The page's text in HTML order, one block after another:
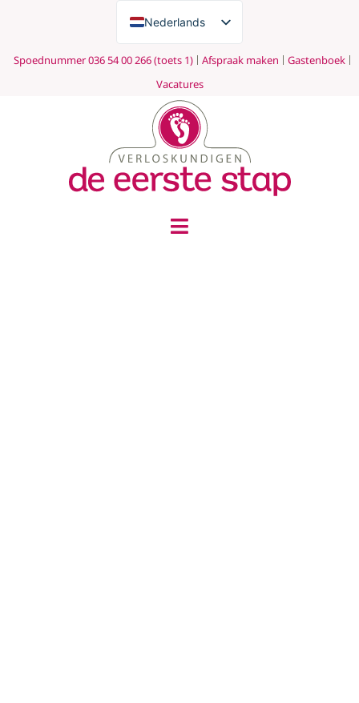
Nederlands
Spoednummer 036 54 00 266 (toets 1) Afspraak maken
Gastenboek
Vacatures